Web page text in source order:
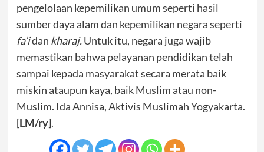
pengelolaan kepemilikan umum seperti hasil
sumber daya alam dan kepemilikan negara seperti
fa’idan kharaj.Untuk itu, negara juga wajib
memastikan bahwa pelayanan pendidikan telah
sampai kepada masyarakat secara merata baik
miskin ataupun kaya, baik Muslim atau non-
Muslim. Ida Annisa, Aktivis Muslimah Yogyakarta.
[LM/ry].